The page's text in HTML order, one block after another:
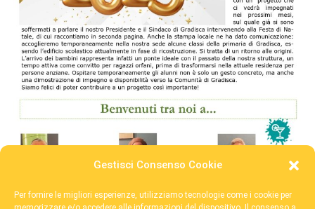
Gestisci Consenso Cookie
Per fornire le migliori esperienze, utilizziamo tecnologie come i cookie per